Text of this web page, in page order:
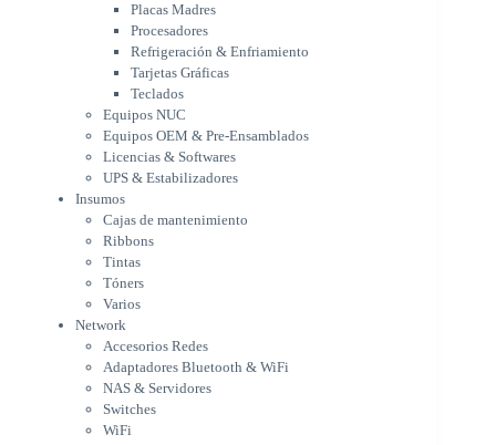
Equipos NUC
Equipos OEM & Pre-Ensamblados
Licencias & Softwares
UPS & Estabilizadores
Insumos
Cajas de mantenimiento
Ribbons
Tintas
Tóners
Varios
Network
Accesorios Redes
Adaptadores Bluetooth & WiFi
NAS & Servidores
Switches
WiFi
Notebooks & Portátiles
Cargador para notebook
Cooling Pad
PDV
Placas Madres
Procesadores
Refrigeración & Enfriamiento
Tarjetas Gráficas
Teclados
Equipos NUC
Equipos OEM & Pre-Ensamblados
Licencias & Softwares
UPS & Estabilizadores
Insumos
Cajas de mantenimiento
Ribbons
Tintas
Tóners
Varios
Network
Accesorios Redes
Adaptadores Bluetooth & WiFi
NAS & Servidores
Switches
WiFi